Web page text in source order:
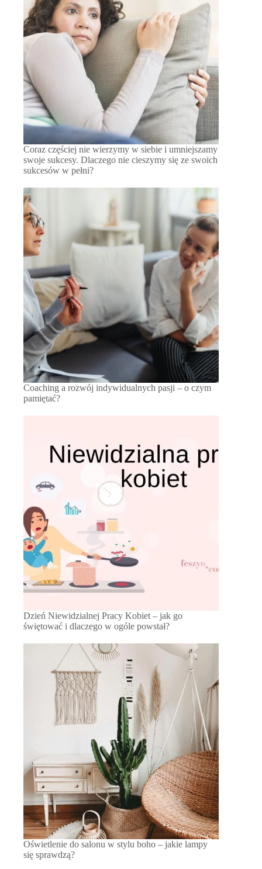
Coraz częściej nie wierzymy w siebie i umniejszamy
swoje sukcesy. Dlaczego nie cieszymy się ze swoich
sukcesów w pełni?
Coaching a rozwój indywidualnych pasji – o czym
pamiętać?
Dzień Niewidzialnej Pracy Kobiet – jak go
świętować i dlaczego w ogóle powstał?
Oświetlenie do salonu w stylu boho – jakie lampy
się sprawdzą?